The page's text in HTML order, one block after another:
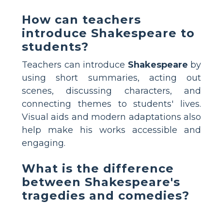
How can teachers
introduce Shakespeare to
students?
Teachers can introduce Shakespeare by
using short summaries, acting out
scenes, discussing characters, and
connecting themes to students' lives.
Visual aids and modern adaptations also
help make his works accessible and
engaging.
What is the difference
between Shakespeare's
tragedies and comedies?